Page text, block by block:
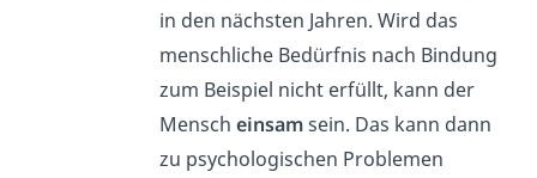
in den nächsten Jahren. Wird das
menschliche Bedürfnis nach Bindung
zum Beispiel nicht erfüllt, kann der
Menscheinsamsein. Das kann dann
zu psychologischen Problemen